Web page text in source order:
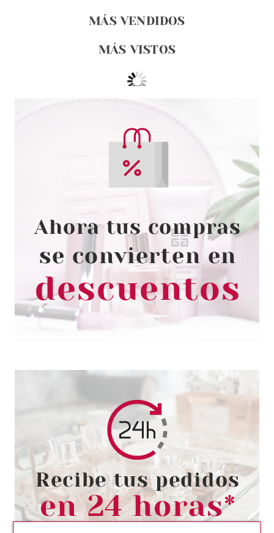
MÁS VENDIDOS
MÁS VISTOS
ESSENCE
ESSENCE NAIL ART EFFECT
FOIL 01 GOLDEN GALAXY
Pvr 1.89€
-16%
desde
1.59€
ESSENCE
ESSENCE GEL NAIL COLOUR
ESMALTE DE UÑAS 79 GRAPE
ESCAPE
Pvr 1.99€
desde
1.70€